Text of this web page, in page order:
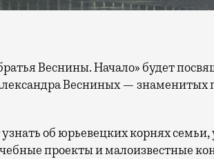
Весниных — знаменитых
об юрьевецких корнях семьи,
проекты и малоизвестные